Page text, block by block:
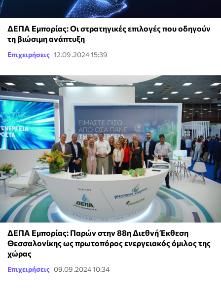
ΔΕΠΑ Εμπορίας: Οι στρατηγικές επιλογές που οδηγούν
τη βιώσιμη ανάπτυξη
Επιχειρήσεις 12.09.2024 15:39
ΔΕΠΑ Εμπορίας: Παρών στην 88η Διεθνή Έκθεση
Θεσσαλονίκης ως πρωτοπόρος ενεργειακός όμιλος της
χώρας
Επιχειρήσεις 09.09.2024 10:34